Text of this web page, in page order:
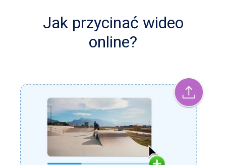
Jak przycinać wideo
online?